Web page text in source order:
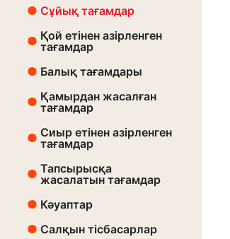
Сұйық тағамдар
Қой етінен азірленген
тағамдар
Балық тағамдары
Қамырдан жасалған
тағамдар
Сиыр етінен азірленген
тағамдар
Тапсырысқа
жасалатын тағамдар
Кәуаптар
Салқын тісбасарлар